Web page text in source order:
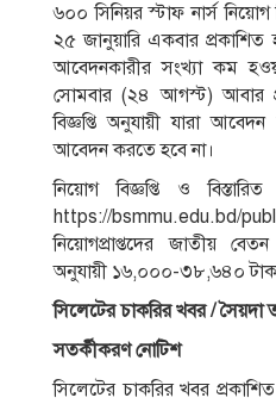
৬০০ সিনিয়র স্টাফ নার্স
২৫ জানুয়ারি একবার প্রকাশিত
আবেদনকারীর সংখ্যা কম
সোমবার (২৪ আগস্ট) আবার
বিজ্ঞপ্তি অনুযায়ী যারা
আবেদন করতে হবে না।
নিয়োগ বিজ্ঞপ্তি ও
https://bsmmu.edu.bd/
নিয়োগপ্রাপ্তদের জাতীয়
অনুযায়ী ১৬,০০০-৩৮,৬৪০
সিলেটের চাকরির খবর / সৈয়দা
সতর্কীকরণ নােটিশ
সিলেটের চাকরির খবর